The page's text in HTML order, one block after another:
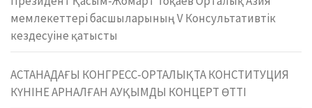
мемлекеттері басшыларының V Консультативтік
кездесуіне қатысты
АСТАНАДАҒЫ КОНГРЕСС-ОРТАЛЫҚТА КОНСТИТУЦИЯ
КҮНІНЕ АРНАЛҒАН АУҚЫМДЫ КОНЦЕРТ ӨТТІ